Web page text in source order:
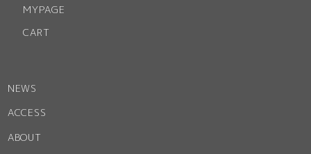
MYPAGE
CART
NEWS
ACCESS
ABOUT